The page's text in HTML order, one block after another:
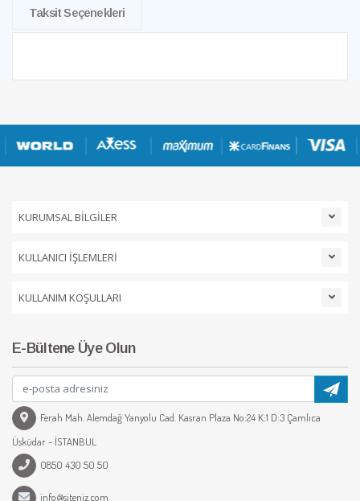
Taksit Seçenekleri
KURUMSAL BİLGİLER
KULLANICI İŞLEMLERİ
KULLANIM KOŞULLARI
E-Bültene Üye Olun
Ferah Mah. Alemdağ Yanyolu Cad. Kasran Plaza No:24 K:1 D:3 Çamlıca
Üsküdar - İSTANBUL
0850 430 50 50
info@siteniz.com